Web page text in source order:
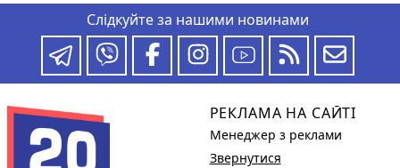
Слідкуйте за нашими новинами
РЕКЛАМА НА САЙТІ
Менеджер з реклами
Звернутися